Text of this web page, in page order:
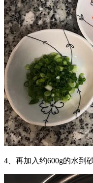
4、再加入约600g的水到